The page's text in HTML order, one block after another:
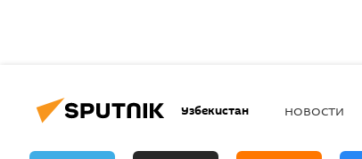
Узбекистан НОВОСТИ